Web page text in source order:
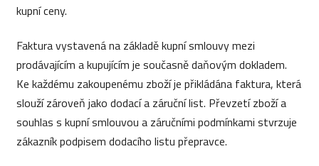
kupní ceny.
Faktura vystavená na základě kupní smlouvy mezi
prodávajícím a kupujícím je současně daňovým dokladem.
Ke každému zakoupenému zboží je přikládána faktura, která
slouží zároveň jako dodací a záruční list. Převzetí zboží a
souhlas s kupní smlouvou a záručními podmínkami stvrzuje
zákazník podpisem dodacího listu přepravce.